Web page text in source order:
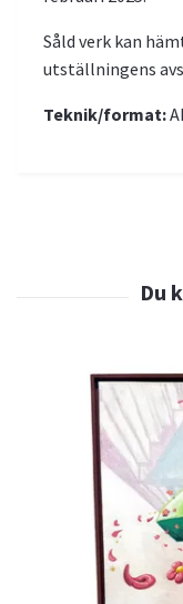
Såld verk kan
utställningens
Teknik/format: